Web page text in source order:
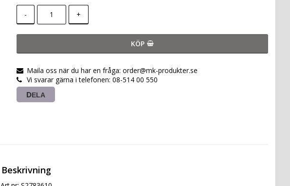
- +
KÖP
Maila oss när du har en fråga: order@mk-produkter.se
Vi svarar gärna i telefonen: 08-514 00 550
DELA
Beskrivning